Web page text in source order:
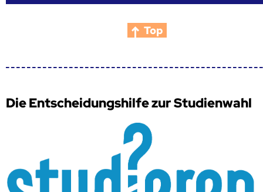
Top
Die Entscheidungshilfe zur Studienwahl